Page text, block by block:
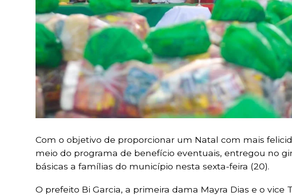
Com o objetivo de proporcionar um Natal com mais
meio do programa de benefício eventuais, entregou no
básicas a famílias do município nesta sexta-feira (20).
O prefeito Bi Garcia, a primeira dama Mayra Dias e o vice